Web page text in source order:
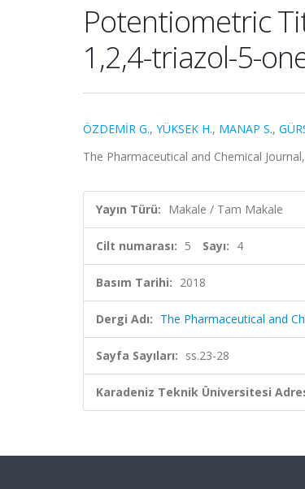
Potentiometric
1,2,4-triazol-5-
ÖZDEMİR G., YÜKSEK H., MANAP S.,
The Pharmaceutical and Chemical
Yayın Türü: Makale / Tam Makale
Cilt numarası: 5 Sayı: 4
Basım Tarihi: 2018
Dergi Adı: The Pharmaceutical and
Sayfa Sayıları: ss.23-28
Karadeniz Teknik Üniversitesi